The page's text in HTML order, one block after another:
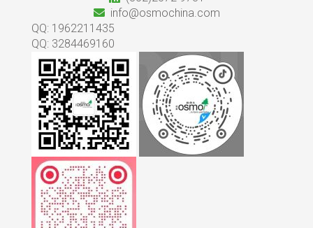
info@osmochina.com
QQ: 1962211435
QQ: 3284469160